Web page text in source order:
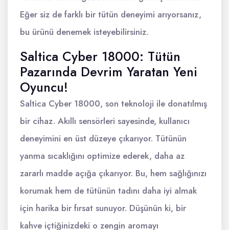
Eğer siz de farklı bir tütün deneyimi arıyorsanız,
bu ürünü denemek isteyebilirsiniz.
Saltica Cyber 18000: Tütün
Pazarında Devrim Yaratan Yeni
Oyuncu!
Saltica Cyber 18000, son teknoloji ile donatılmış
bir cihaz. Akıllı sensörleri sayesinde, kullanıcı
deneyimini en üst düzeye çıkarıyor. Tütünün
yanma sıcaklığını optimize ederek, daha az
zararlı madde açığa çıkarıyor. Bu, hem sağlığınızı
korumak hem de tütünün tadını daha iyi almak
için harika bir fırsat sunuyor. Düşünün ki, bir
kahve içtiğinizdeki o zengin aromayı